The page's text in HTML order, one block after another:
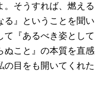
。そうすれば、燃える
る』ということを聞い
て『あるべき姿として
ぬこと』の本質を直感
の目をも開いてくれた